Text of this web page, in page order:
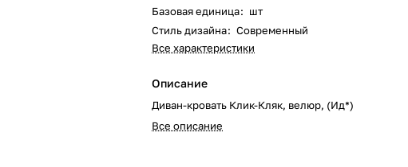
Базовая единица: шт
Стиль дизайна: Современный
Все характеристики
Описание
Диван-кровать Клик-Кляк, велюр, (Ид*)
Все описание